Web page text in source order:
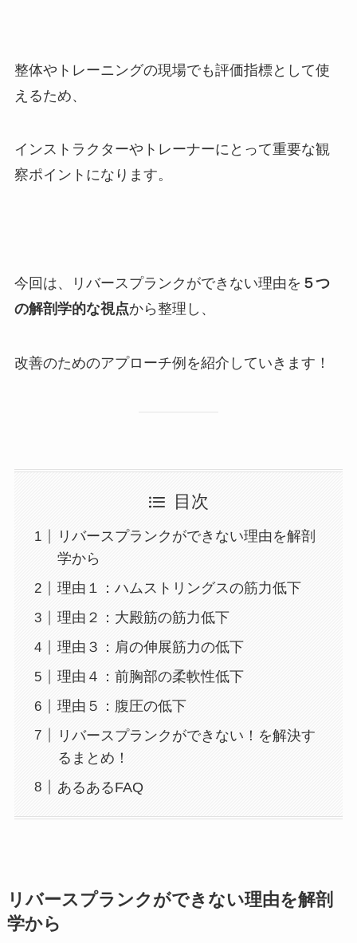
整体やトレーニングの現場でも評価指標として使
えるため、
インストラクターやトレーナーにとって重要な観
察ポイントになります。
今回は、リバースプランクができない理由を ５つ
の解剖学的な視点から整理し、
改善のためのアプローチ例を紹介していきます！
目次
リバースプランクができない理由を解剖
学から
理由１：ハムストリングスの筋力低下
理由２：大殿筋の筋力低下
理由３：肩の伸展筋力の低下
理由４：前胸部の柔軟性低下
理由５：腹圧の低下
リバースプランクができない！を解決す
るまとめ！
あるあるFAQ
リバースプランクができない理由を解剖
学から